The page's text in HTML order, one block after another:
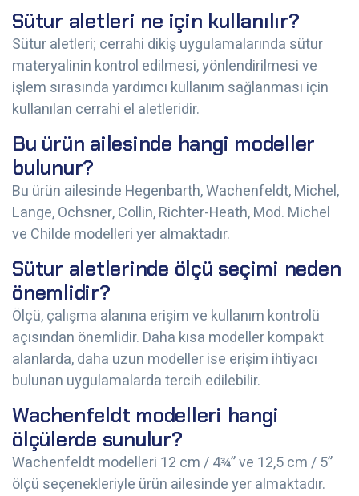
Sütur aletleri ne için kullanılır?
Sütur aletleri; cerrahi dikiş uygulamalarında sütur
materyalinin kontrol edilmesi, yönlendirilmesi ve
işlem sırasında yardımcı kullanım sağlanması için
kullanılan cerrahi el aletleridir.
Bu ürün ailesinde hangi modeller
bulunur?
Bu ürün ailesinde Hegenbarth, Wachenfeldt, Michel,
Lange, Ochsner, Collin, Richter-Heath, Mod. Michel
ve Childe modelleri yer almaktadır.
Sütur aletlerinde ölçü seçimi neden
önemlidir?
Ölçü, çalışma alanına erişim ve kullanım kontrolü
açısından önemlidir. Daha kısa modeller kompakt
alanlarda, daha uzun modeller ise erişim ihtiyacı
bulunan uygulamalarda tercih edilebilir.
Wachenfeldt modelleri hangi
ölçülerde sunulur?
Wachenfeldt modelleri 12 cm / 4¾” ve 12,5 cm / 5”
ölçü seçenekleriyle ürün ailesinde yer almaktadır.